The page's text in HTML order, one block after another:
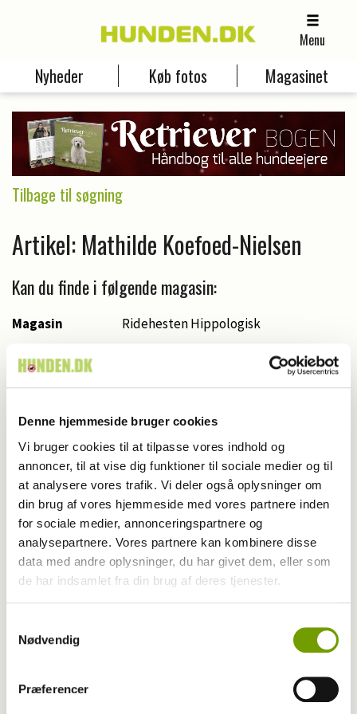
Denne hjemmeside bruger cookies
Vi bruger cookies til at tilpasse vores indhold og
annoncer, til at vise dig funktioner til sociale medier og til
at analysere vores trafik. Vi deler også oplysninger om
din brug af vores hjemmeside med vores partnere inden
for sociale medier, annonceringspartnere og
analysepartnere. Vores partnere kan kombinere disse
data med andre oplysninger, du har givet dem, eller som
de har indsamlet fra din brug af deres tjenester.
Nødvendig
Præferencer
Menu
Nyheder Køb fotos Magasinet
Tilbage til søgning
Artikel: Mathilde Koefoed-Nielsen
Kan du finde i følgende magasin:
Magasin
Ridehesten Hippologisk
Kategori
Udgivet år
2026
Udgivet måned
7
Start side nr.
22
Antal sider
5,5
Skribent
Anna Pørtner
Fotograf
Ridehesten.com/Kristine Bojsen
Nøgleord
Randbøl